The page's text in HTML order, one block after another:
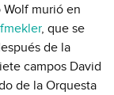
Wolf murió en
, que se
de la
campos David
de la Orquesta